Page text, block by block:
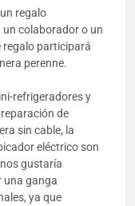
regalo
colaborador o un
regalo participará
perenne.
refrigeradores y
de
sin cable, la
eléctrico son
gustaría
una ganga
ya que